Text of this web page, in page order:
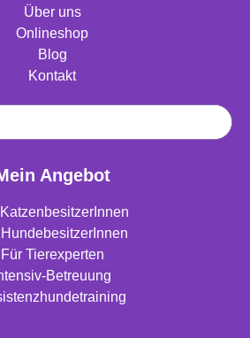
Über uns
Onlineshop
Blog
Kontakt
Angebot
Für Tierexperten
Betreuung